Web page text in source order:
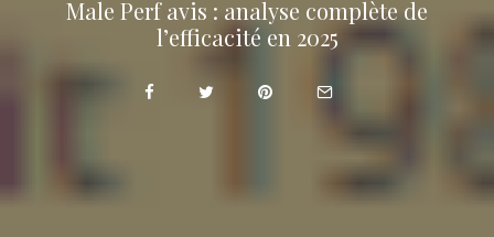
Male Perf avis : analyse complète de
l’efficacité en 2025